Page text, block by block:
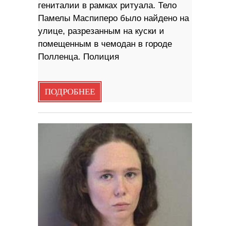
гениталии в рамках ритуала. Тело
Памелы Маспиперо было найдено на
улице, разрезанным на куски и
помещенным в чемодан в городе
Полленца. Полиция
ПОДРОБНЕЕ